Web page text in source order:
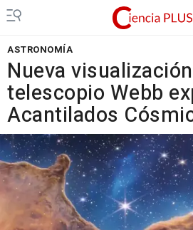
ASTRONOMÍA
Nueva
telescopio Webb
Acantilados